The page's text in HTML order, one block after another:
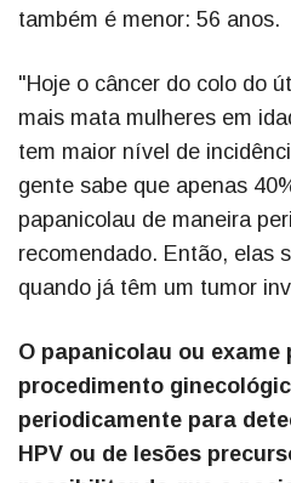
também é menor: 56 anos.
"Hoje o câncer do colo do
mais mata mulheres em
tem maior nível de
gente sabe que apenas
papanicolau de maneira
recomendado. Então, elas
quando já têm um tumor
O papanicolau ou exame
procedimento
periodicamente para
HPV ou de lesões